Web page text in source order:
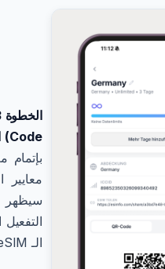
Code) الخاص بك:
بإتمام
معايير
سيظهر
الـ eSIM".